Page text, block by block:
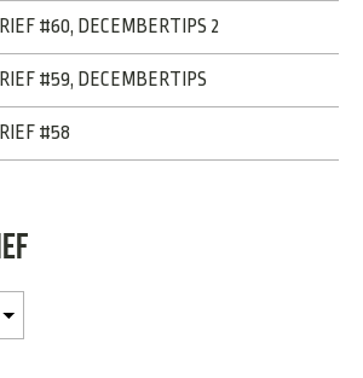
#60, DECEMBERTIPS 2
#59, DECEMBERTIPS
#58